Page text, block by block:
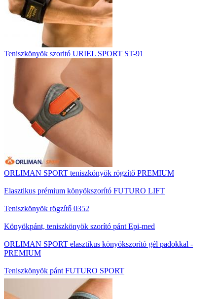
Teniszkönyök szoritó URIEL SPORT ST-91
ORLIMAN SPORT teniszkönyök rögzítő PREMIUM
Elasztikus prémium könyökszorító FUTURO LIFT
Teniszkönyök rögzítő 0352
Könyökpánt, teniszkönyök szorító pánt Epi-med
ORLIMAN SPORT elasztikus könyökszorító gél padokkal -
PREMIUM
Teniszkönyök pánt FUTURO SPORT